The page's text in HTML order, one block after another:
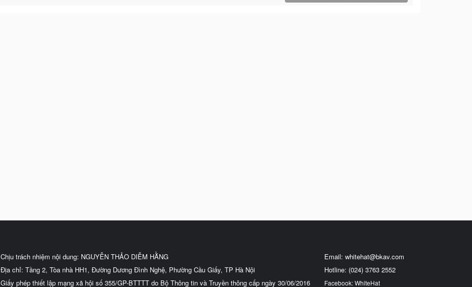
Chịu trách nhiệm nội dung: NGUYỄN THẢO DIỄM HẰNG
Địa chỉ: Tầng 2, Tòa nhà HH1, Đường Dương Đình Nghệ, Phường Cầu Giấy, TP Hà Nội
Giấy phép thiết lập mạng xã hội số 355/GP-BTTTT do Bộ Thông tin và Truyền thông cấp ngày 30/06/2016
Email: whitehat@bkav.com
Hotline: (024) 3763 2552
Facebook: WhiteHat